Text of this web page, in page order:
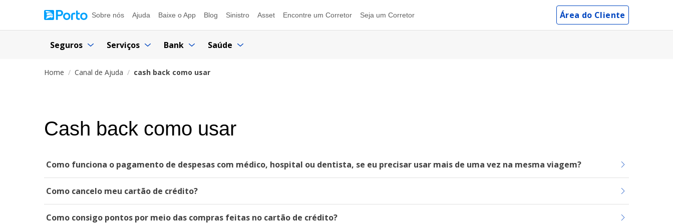
Sobre nós Ajuda Baixe o App Blog Sinistro Asset Encontre um Corretor Seja um Corretor Área do Cliente
Seguros Serviços Bank Saúde
Home Canal de Ajuda cash back como usar
Cash back como usar
Como funciona o pagamento de despesas com médico, hospital ou dentista, se eu precisar usar mais de uma vez na mesma viagem?
Como cancelo meu cartão de crédito?
Como consigo pontos por meio das compras feitas no cartão de crédito?